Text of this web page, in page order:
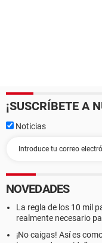
¡SUSCRÍBETE A
Noticias
NOVEDADES
La regla de los 10 mil
realmente necesario
¡No caigas! Así es